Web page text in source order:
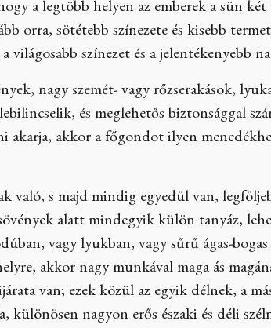
a legtöbb helyen az emberek a sün két
orra, sötétebb színezete és kisebb
színezet és a jelentékenyebb
nagy szemét- vagy rőzserakások,
és meglehetős biztonsággal
akkor a főgondot ilyen
való, s majd mindig egyedül van,
alatt mindegyik külön tanyáz,
vagy lyukban, vagy sűrű ágas-
akkor nagy munkával maga ás
van; ezek közül az egyik délnek, a
nagyon erős északi és déli